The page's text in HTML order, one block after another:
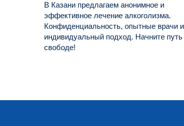
В Казани предлагаем анонимное и
эффективное лечение алкоголизма.
Конфиденциальность, опытные врачи и
индивидуальный подход. Начните путь
свободе!